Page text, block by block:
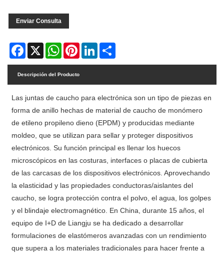
Enviar Consulta
Facebook WhatsAppPinterest LinkedIn
Descripción del Producto
Las juntas de caucho para electrónica son un tipo de piezas en
forma de anillo hechas de material de caucho de monómero
de etileno propileno dieno (EPDM) y producidas mediante
moldeo, que se utilizan para sellar y proteger dispositivos
electrónicos. Su función principal es llenar los huecos
microscópicos en las costuras, interfaces o placas de cubierta
de las carcasas de los dispositivos electrónicos. Aprovechando
la elasticidad y las propiedades conductoras/aislantes del
caucho, se logra protección contra el polvo, el agua, los golpes
y el blindaje electromagnético. En China, durante 15 años, el
equipo de I+D de Liangju se ha dedicado a desarrollar
formulaciones de elastómeros avanzadas con un rendimiento
que supera a los materiales tradicionales para hacer frente a